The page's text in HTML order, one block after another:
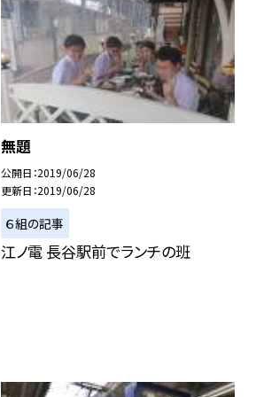
無題
公開日 2019/06/28
更新日 2019/06/28
６組の記事
江ノ電 長谷駅前でランチの班